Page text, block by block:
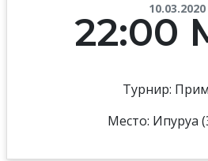
10.03.2020
22:00
Турнир:
Место: Ипуруа